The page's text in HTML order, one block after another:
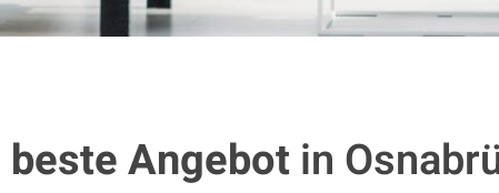
beste Angebotin